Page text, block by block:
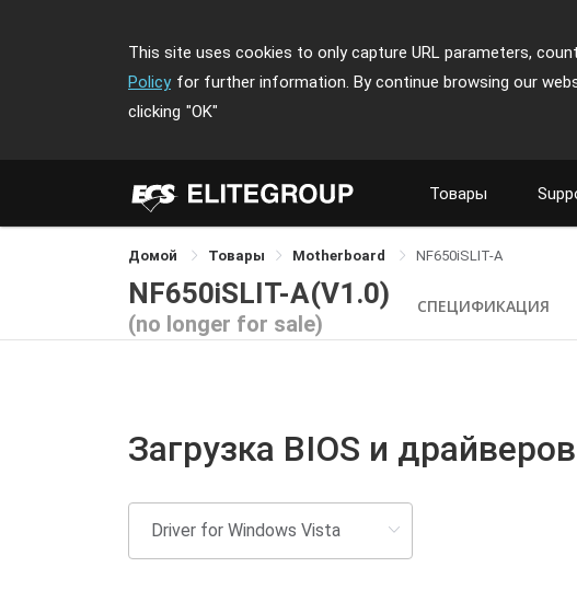
This site uses cookies to only capture URL parameters,
Policy for further information. By continue browsing our
clicking "OK"
Товары
Домой Товары Motherboard NF650iSLIT-A
NF650iSLIT-A(V1.0)
(no longer for sale)
СПЕЦИФИКАЦИЯ
Загрузка BIOS и драйверов